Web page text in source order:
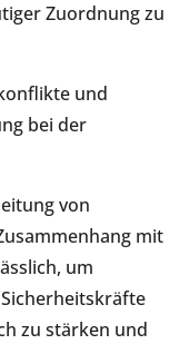
Zuordnung zu
und
bei der
von
mit
um
zu stärken und